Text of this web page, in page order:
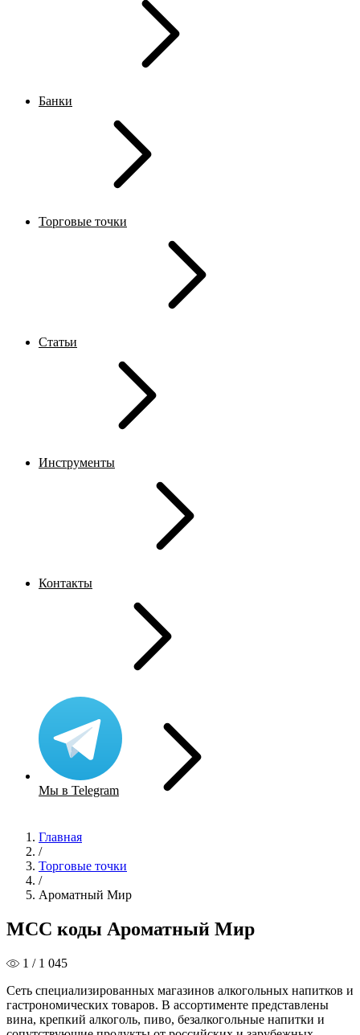
Банки
Торговые точки
Статьи
Инструменты
Контакты
Мы в Telegram
Главная
/
Торговые точки
/
Ароматный Мир
MCC коды Ароматный Мир
1 / 1 045
Сеть специализированных магазинов алкогольных напитков и
гастрономических товаров. В ассортименте представлены
вина, крепкий алкоголь, пиво, безалкогольные напитки и